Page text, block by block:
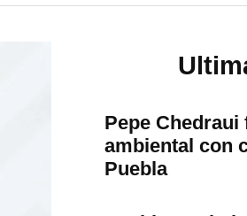
Pepe
ambiental con
Puebla